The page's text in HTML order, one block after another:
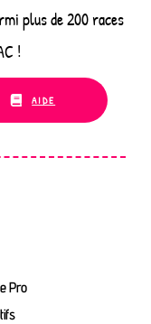
plus de 200 races
!
AIDE
Pro